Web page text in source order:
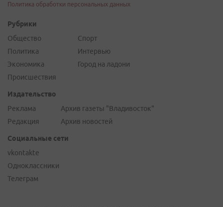
Политика обработки персональных данных
Рубрики
Общество
Политика
Экономика
Происшествия
Спорт
Интервью
Город на ладони
Издательство
Реклама
Редакция
Архив газеты "Владивосток"
Архив новостей
Социальные сети
vkontakte
Одноклассники
Телеграм